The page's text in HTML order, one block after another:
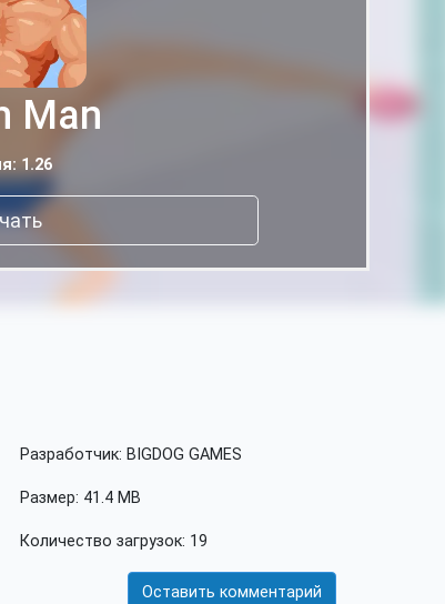
Man
1.26
Разработчик: BIGDOG GAMES
Размер: 41.4 MB
Количество загрузок: 19
Оставить комментарий